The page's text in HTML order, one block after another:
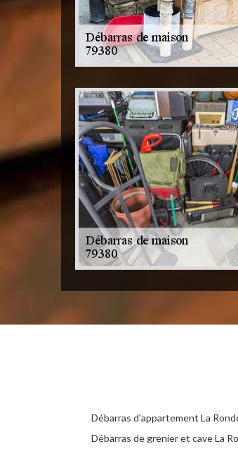
Débarras d'appartement La
Débarras de grenier et cave La